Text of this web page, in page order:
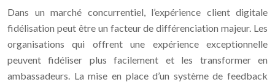
Dans un marché concurrentiel, l’expérience client digitale
fidélisation peut être un facteur de différenciation majeur. Les
organisations qui offrent une expérience exceptionnelle
peuvent fidéliser plus facilement et les transformer en
ambassadeurs. La mise en place d’un système de feedback